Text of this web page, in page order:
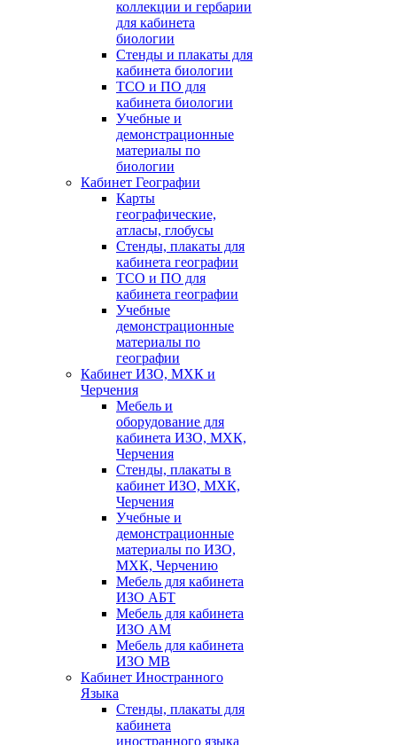
коллекции и гербарии
для кабинета
биологии
Стенды и плакаты для
кабинета биологии
ТСО и ПО для
кабинета биологии
Учебные и
демонстрационные
материалы по
биологии
Кабинет Географии
Карты
географические,
атласы, глобусы
Стенды, плакаты для
кабинета географии
ТСО и ПО для
кабинета географии
Учебные
демонстрационные
материалы по
географии
Кабинет ИЗО, МХК и
Черчения
Мебель и
оборудование для
кабинета ИЗО, МХК,
Черчения
Стенды, плакаты в
кабинет ИЗО, МХК,
Черчения
Учебные и
демонстрационные
материалы по ИЗО,
МХК, Черчению
Мебель для кабинета
ИЗО АБТ
Мебель для кабинета
ИЗО АМ
Мебель для кабинета
ИЗО МВ
Кабинет Иностранного
Языка
Стенды, плакаты для
кабинета
иностранного языка